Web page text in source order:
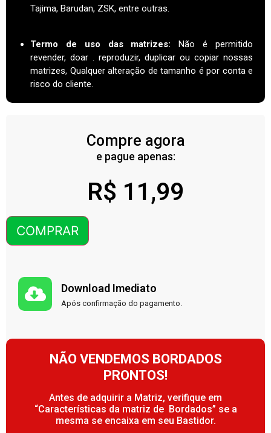
Tajima, Barudan, ZSK, entre outras.
Termo de uso das matrizes:
Não é permitido
revender, doar . reproduzir, duplicar ou copiar nossas
matrizes, Qualquer alteração de tamanho é por conta e
risco do cliente.
Compre agora
e pague apenas:
R$ 11,99
COMPRAR
Download Imediato
Após confirmação do pagamento.
NÃO VENDEMOS BORDADOS
PRONTOS!
Antes de adquirir a Matriz, verifique em
“Características da matriz de Bordados” se a
mesma se encaixa em seu Bastidor.